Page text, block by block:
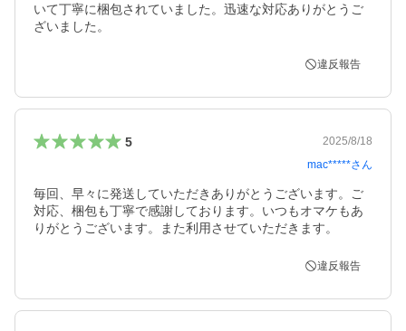
いて丁寧に梱包されていました。迅速な対応ありがとうご
ざいました。
違反報告
5
2025/8/18
mac*****さん
毎回、早々に発送していただきありがとうございます。ご
対応、梱包も丁寧で感謝しております。いつもオマケもあ
りがとうございます。また利用させていただきます。
違反報告